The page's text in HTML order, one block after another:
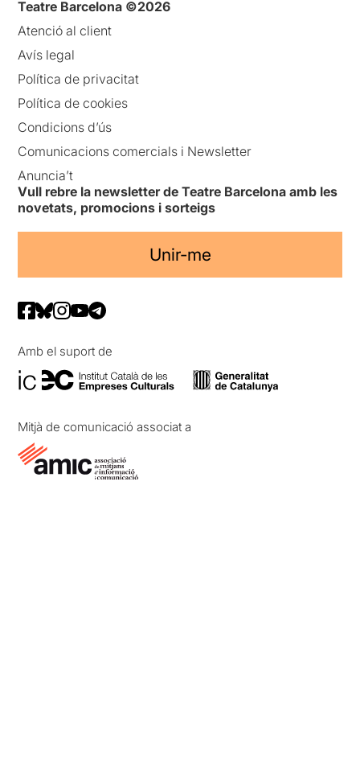
Teatre Barcelona ©2026
Atenció al client
Avís legal
Política de privacitat
Política de cookies
Condicions d’ús
Comunicacions comercials i Newsletter
Anuncia’t
Vull rebre la newsletter de Teatre Barcelona amb les
novetats, promocions i sorteigs
Unir-me
Amb el suport de
Mitjà de comunicació associat a